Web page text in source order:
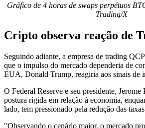
Gráfico de 4 horas de swaps perpétuos
Trading/X
Cripto observa reação de
Seguindo adiante, a empresa de trading
que o impulso do mercado dependeria de
EUA, Donald Trump, reagiria aos sinais de
O Federal Reserve e seu presidente,
postura rígida em relação à economia,
lado, tem pressionado pela redução das
"Observando o cenário maior, o mercado